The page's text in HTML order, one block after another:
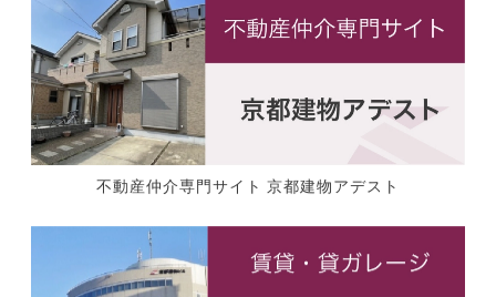
不動産仲介専門サイト 京都建物アデスト